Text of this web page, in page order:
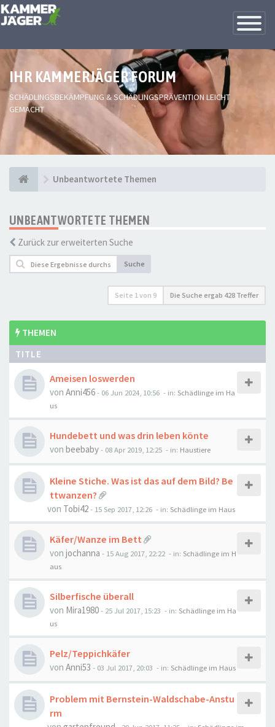
Toggle
IHR KAMMERJÄGER FORUM
SCHÄDLINGSBEKÄMPFUNG & SCHÄDLINGSPRÄVENTION LEICHT
GEMACHT
Unbeantwortete Themen
UNBEANTWORTETE THEMEN
Zurück zur erweiterten Suche
Suche
Seite 1von 9 Die Suche ergab 428 Treffer
THEMEN
TITLE
Ameisen loswerden
von Anni456- 06 Jun 2024, 10:56 - in: Schädlinge im Ha
us
Hundebett und was drin leben könte
von beebaby- 08 Apr 2019, 12:25 - in: Haustiere
Kleine Stiche. Was ist das auf dem Bild? Be
ttwanzen?
von Tobi42- 15 Sep 2017, 12:26 - in: Schädlinge im Haus
Käfer/Wanze im Bett
von jochanna - 15 Aug 2017, 22:22 - in: Schädlinge im H
aus
Silberfische überall
von Mira1980- 25 Jul 2017, 15:23 - in: Schädlinge im Ha
us
Pelz/Teppichkäfer
von Anni53 - 03 Jul 2017, 20:03 - in: Schädlinge im Haus
Problem mit Bernstein-Waldschabe-Anstu
rm